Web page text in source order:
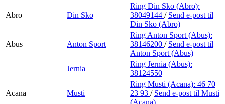
Abro Din Sko
Ring Din Sko (Abro):
38049144 / Send e-post til
Din Sko (Abro)
Abus Anton Sport
Ring Anton Sport (Abus):
38146200 / Send e-post til
Anton Sport (Abus)
Jernia
Ring Jernia (Abus):
38124550
Acana Musti
Ring Musti (Acana): 46 70
23 93 / Send e-post til Musti
(Acana)